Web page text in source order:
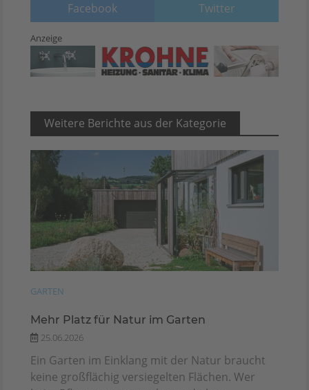
Facebook Twitter
Anzeige
Weitere Berichte aus der Kategorie
GARTEN
Mehr Platz für Natur im Garten
25.06.2026
Ein Garten im Einklang mit der Natur braucht
keine großflächig versiegelten Flächen. Wer